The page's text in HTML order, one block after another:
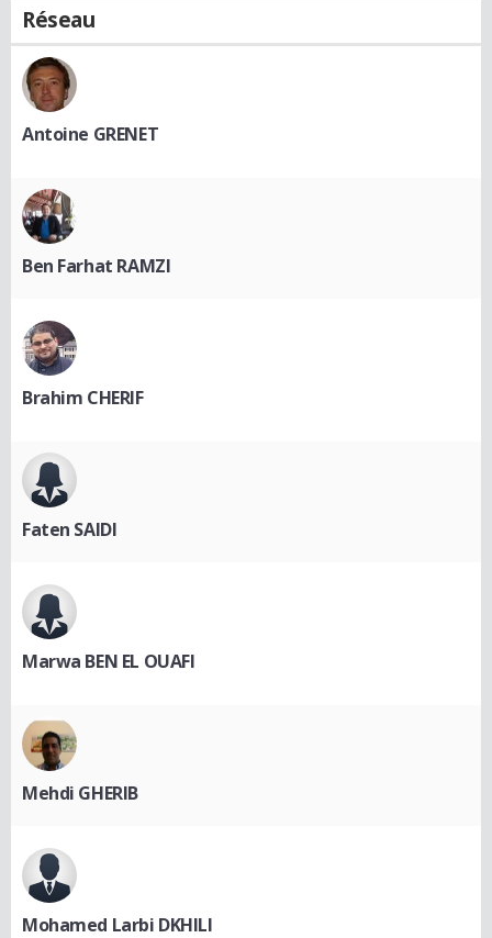
Réseau
Antoine GRENET
Ben Farhat RAMZI
Brahim CHERIF
Faten SAIDI
Marwa BEN EL OUAFI
Mehdi GHERIB
Mohamed Larbi DKHILI